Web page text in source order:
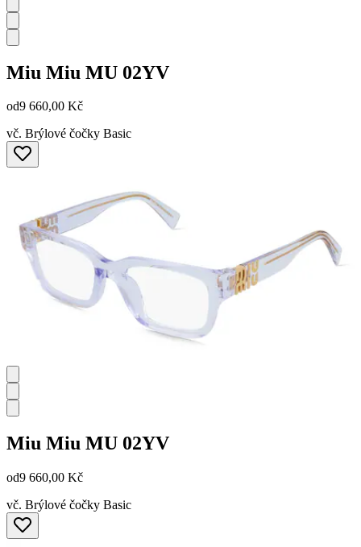
Miu Miu MU 02YV
od9 660,00 Kč
vč. Brýlové čočky Basic
Miu Miu MU 02YV
od9 660,00 Kč
vč. Brýlové čočky Basic